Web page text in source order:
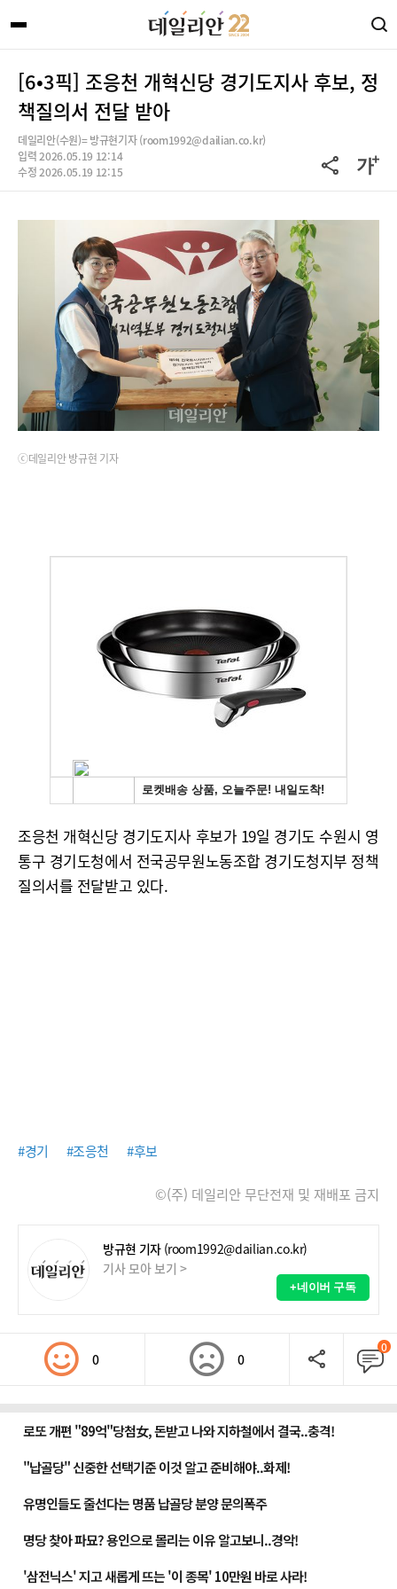
[6•3픽] 조응천 개혁신당 경기도지사 후보, 정
책질의서 전달 받아
데일리안(수원)= 방규현기자 (room1992@dailian.co.kr)
입력 2026.05.19 12:14
수정 2026.05.19 12:15
ⓒ데일리안 방규현 기자
조응천 개혁신당 경기도지사 후보가 19일 경기도 수원시 영
통구 경기도청에서 전국공무원노동조합 경기도청지부 정책
질의서를 전달받고 있다.
#경기 #조응천 #후보
©(주) 데일리안 무단전재 및 재배포 금지
방규현 기자 (room1992@dailian.co.kr)
기사 모아 보기 >
+네이버 구독
0 0
0